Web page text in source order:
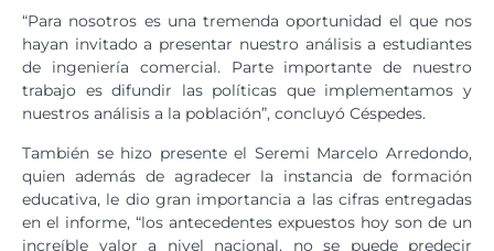
“Para nosotros es una tremenda oportunidad el que nos
hayan invitado a presentar nuestro análisis a estudiantes
de ingeniería comercial. Parte importante de nuestro
trabajo es difundir las políticas que implementamos y
nuestros análisis a la población”, concluyó Céspedes.
También se hizo presente el Seremi Marcelo Arredondo,
quien además de agradecer la instancia de formación
educativa, le dio gran importancia a las cifras entregadas
en el informe, “los antecedentes expuestos hoy son de un
increíble valor a nivel nacional, no se puede predecir